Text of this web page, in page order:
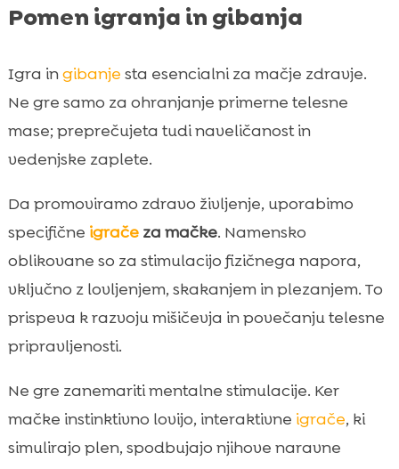
Pomen igranja in gibanja
Igra ingibanje sta esencialni za mačje zdravje.
Ne gre samo za ohranjanje primerne telesne
mase; preprečujeta tudi naveličanost in
vedenjske zaplete.
Da promoviramo zdravo življenje, uporabimo
specifične igračeza mačke. Namensko
oblikovane so za stimulacijo fizičnega napora,
vključno z lovljenjem, skakanjem in plezanjem. To
prispeva k razvoju mišičevja in povečanju telesne
pripravljenosti.
Ne gre zanemariti mentalne stimulacije. Ker
mačke instinktivno lovijo, interaktivne igrače, ki
simulirajo plen, spodbujajo njihove naravne